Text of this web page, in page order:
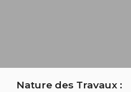
Nature des Travaux :